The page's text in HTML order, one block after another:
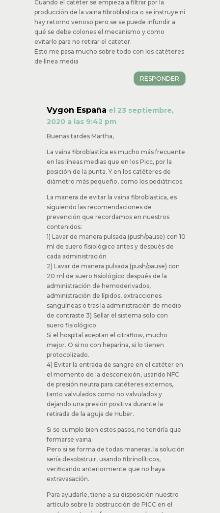
RESPONDER
Martha Janeth Tamayo Rincón
14 septiembre, 2020 a las 4:01 am
Cuando el catéter se empieza a filtrar por la
producción de la vaina fibroblastica o se instruye
ni hay retorno venoso pero se se puede infundir
Esto me pasa mucho sobre todo con los
catéteres de línea media
Vygon España el 23 septiembre,
2020 a las 9:42 pm
Buenas tardes Martha,
La vaina fibroblastica es mucho más
frecuente en las líneas medias que en los
Picc, por la posición de la punta. Y en los
catéteres de diámetro más pequeño, como
La manera de evitar la vaina fibroblastica, es
siguiendo las recomendaciones de
prevención que recordamos en nuestros
contenidos:
1) Lavar de manera pulsada (push/pause) con
10 ml de suero fisiológico antes y después
de cada administración
2) Lavar de manera pulsada (push/pause) con
20 ml de suero fisiológico después de la
administración de hemoderivados,
administración de lípidos, extracciones
sanguíneas o tras la administración de
medio de contraste 3) Sellar el sistema solo
con suero fisiológico.
Si el hospital aceptan el citraflow, mucho
mejor. O si no con heparina, si lo tienen
4) Evitar la entrada de sangre en el catéter
NFC de presión neutra para catéteres
externos, tanto valvulados como no
valvulados y dejando una presión positiva
Si se cumple bien estos pasos, no tendría